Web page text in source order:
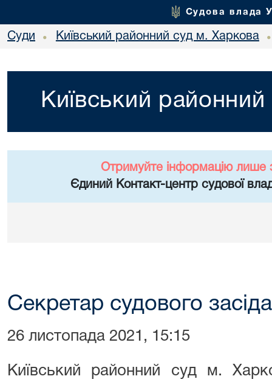
Судова влада
Суди • Київський районний суд м. Харкова •
Київський
Отримуйте інформацію лише
Єдиний Контакт-центр судової
Секретар судового
26 листопада 2021, 15:15
Київський районний суд м.